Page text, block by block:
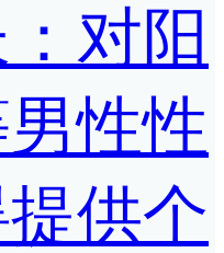
对阳
性性
供个